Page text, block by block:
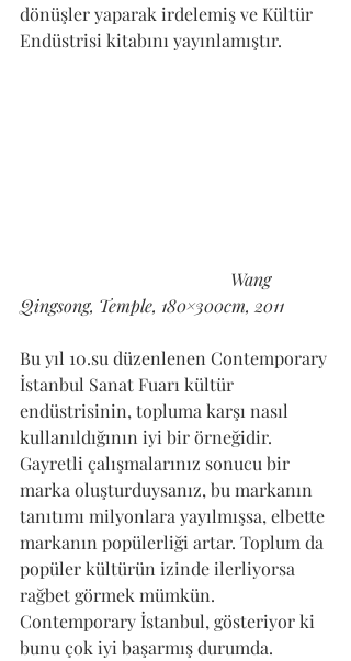
dönüşler yaparak irdelemiş ve Kültür
Endüstrisi kitabını yayınlamıştır.
Wang
Qingsong, Temple, 180×300cm, 2011
Bu yıl 10.su düzenlenen Contemporary
İstanbul Sanat Fuarı kültür
endüstrisinin, topluma karşı nasıl
kullanıldığının iyi bir örneğidir.
Gayretli çalışmalarınız sonucu bir
marka oluşturduysanız, bu markanın
tanıtımı milyonlara yayılmışsa, elbette
markanın popülerliği artar. Toplum da
popüler kültürün izinde ilerliyorsa
rağbet görmek mümkün.
Contemporary İstanbul, gösteriyor ki
bunu çok iyi başarmış durumda.